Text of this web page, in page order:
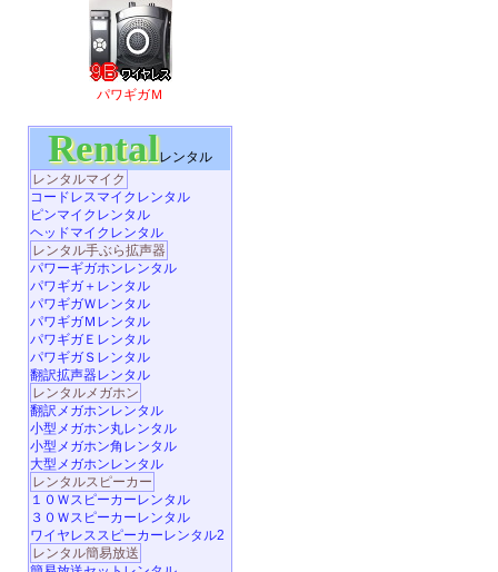
パワギガＭ
Rentalレンタル
レンタルマイク
コードレスマイクレンタル
ピンマイクレンタル
ヘッドマイクレンタル
レンタル手ぶら拡声器
パワーギガホンレンタル
パワギガ＋レンタル
パワギガＷレンタル
パワギガＭレンタル
パワギガＥレンタル
パワギガＳレンタル
翻訳拡声器レンタル
レンタルメガホン
翻訳メガホンレンタル
小型メガホン丸レンタル
小型メガホン角レンタル
大型メガホンレンタル
レンタルスピーカー
１０Ｗスピーカーレンタル
３０Ｗスピーカーレンタル
ワイヤレススピーカーレンタル2
レンタル簡易放送